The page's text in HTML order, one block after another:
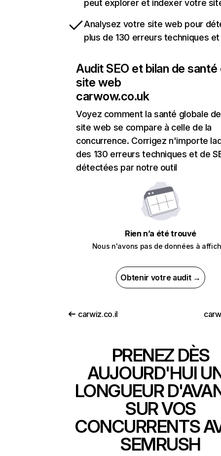
peut explorer et indexer votre
Analysez votre site web pour
plus de 130 erreurs techniques et
Audit SEO et bilan de santé
site web
carwow.co.uk
Voyez comment la santé globale
site web se compare à celle de la
concurrence. Corrigez n'importe
des 130 erreurs techniques et de
détectées par notre outil
Rien n’a été trouvé
Nous n'avons pas de données à
Obtenir votre audit →
carwiz.co.il
PRENEZ DÈS
AUJOURD'HUI
LONGUEUR
SUR VOS
CONCURRENTS
SEMRUSH